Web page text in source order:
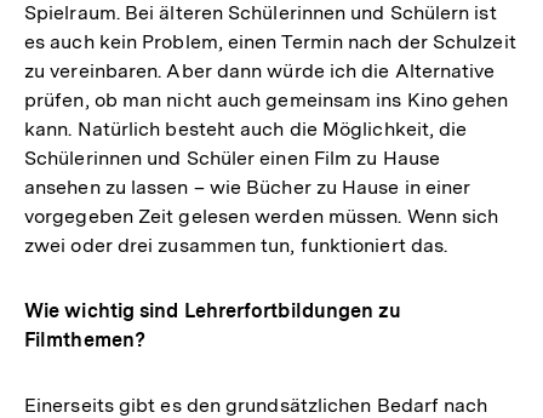
Spielraum. Bei älteren Schülerinnen und Schülern ist
es auch kein Problem, einen Termin nach der Schulzeit
zu vereinbaren. Aber dann würde ich die Alternative
prüfen, ob man nicht auch gemeinsam ins Kino gehen
kann. Natürlich besteht auch die Möglichkeit, die
Schülerinnen und Schüler einen Film zu Hause
ansehen zu lassen – wie Bücher zu Hause in einer
vorgegeben Zeit gelesen werden müssen. Wenn sich
zwei oder drei zusammen tun, funktioniert das.
Wie wichtig sind Lehrerfortbildungen zu
Filmthemen?
Einerseits gibt es den grundsätzlichen Bedarf nach